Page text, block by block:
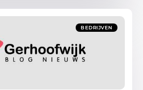
BEDRIJVEN